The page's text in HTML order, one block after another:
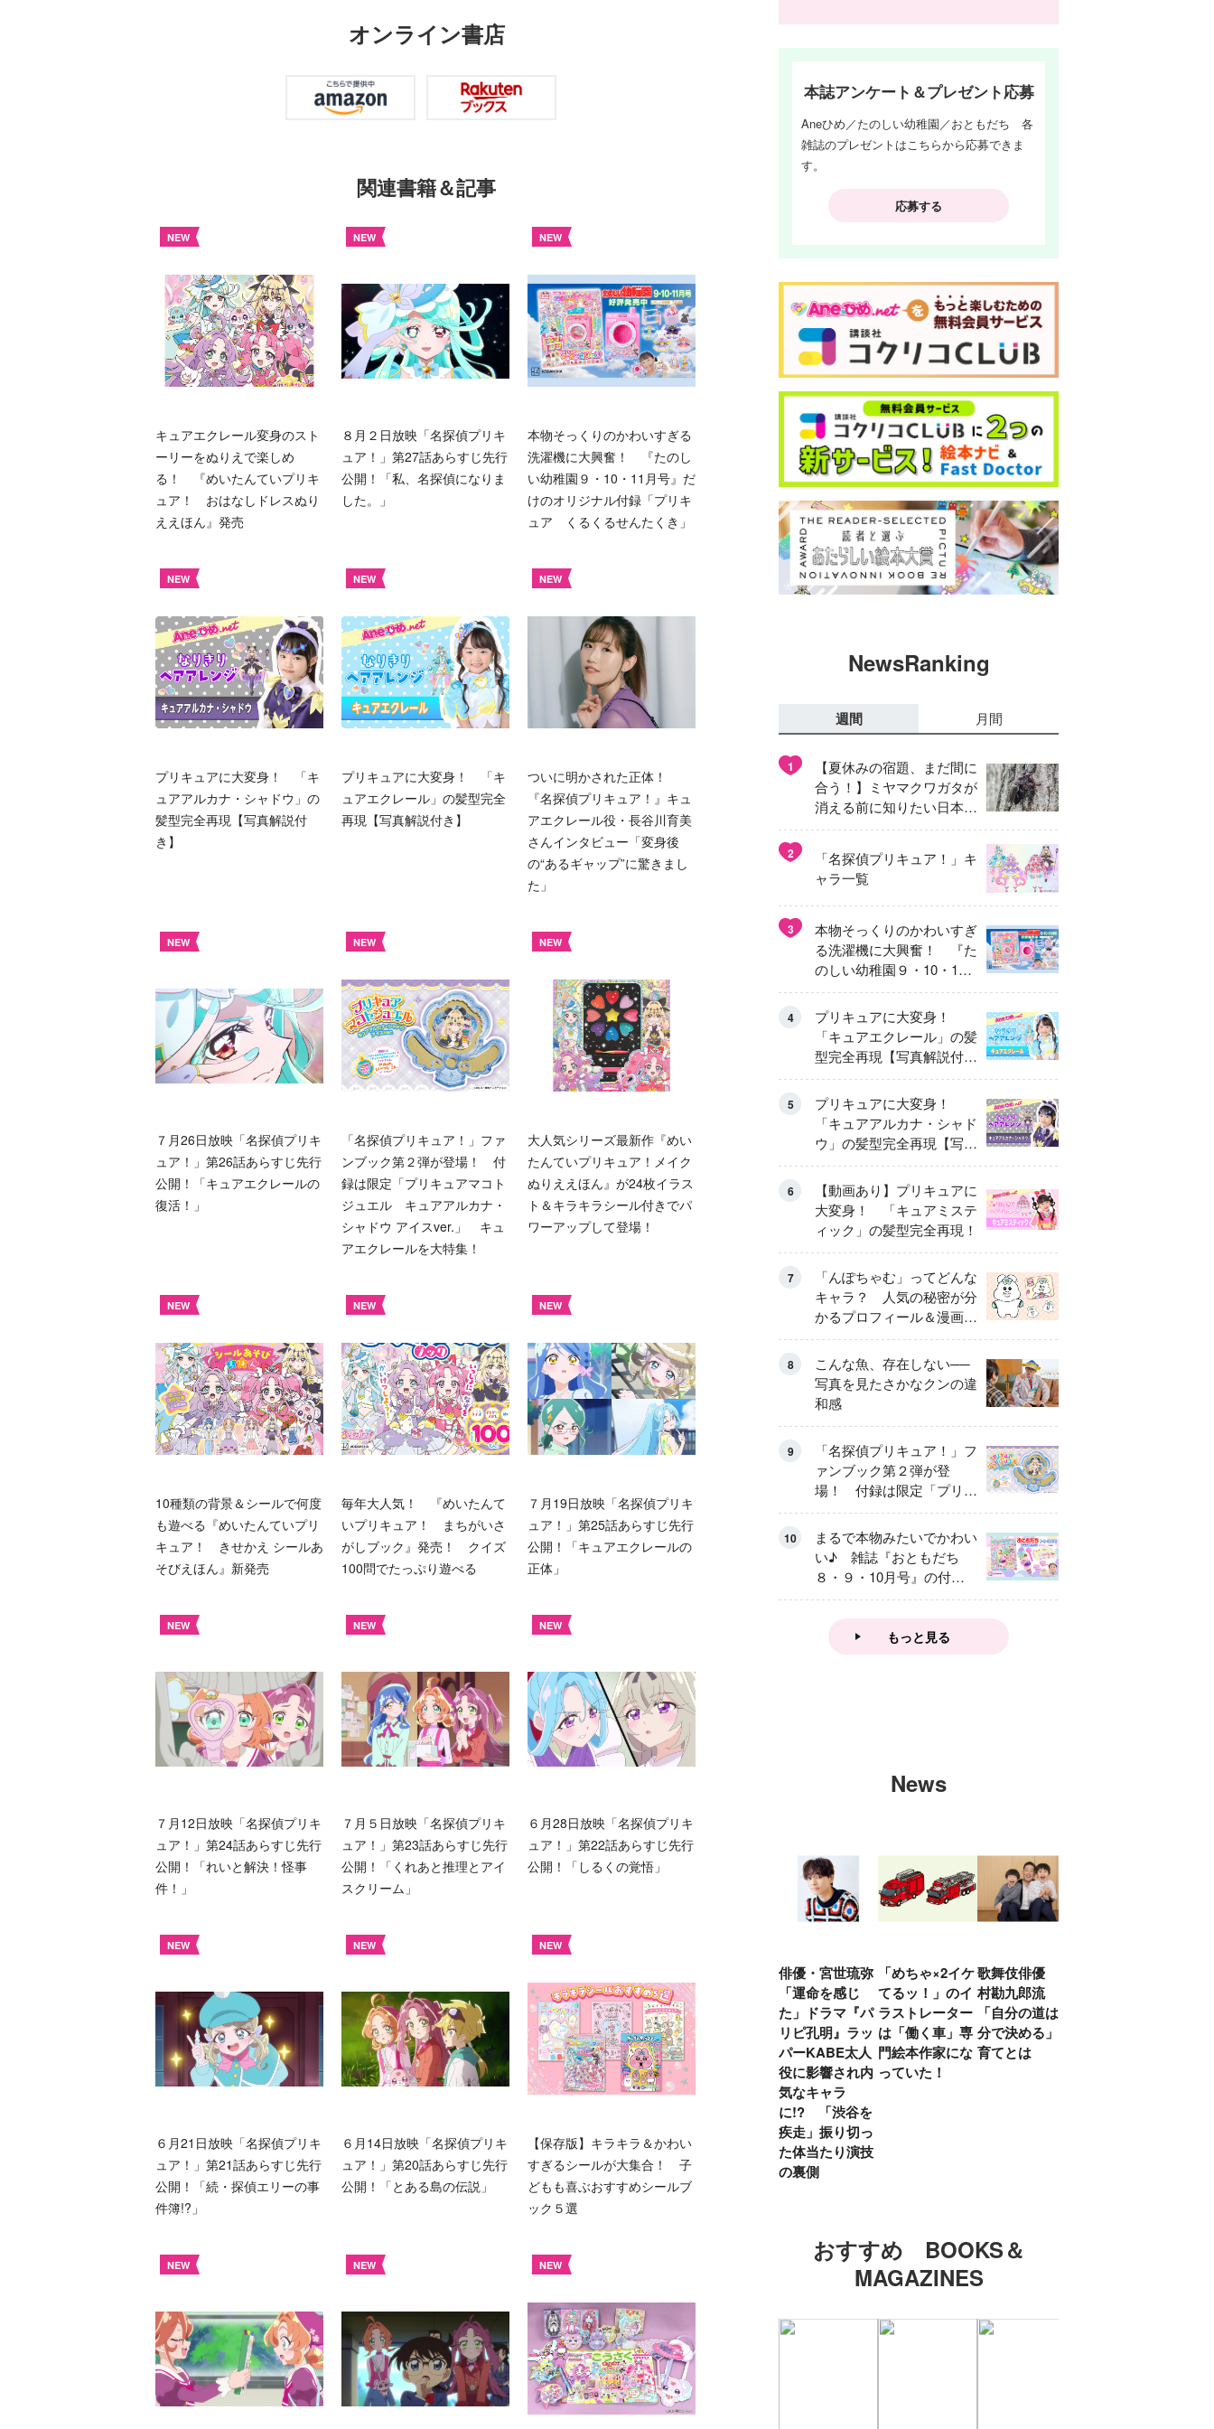
オンライン書店
関連書籍＆記事
NEW
キュアエクレール変身のスト
ーリーをぬりえで楽しめ
る！ 『めいたんていプリキ
ュア！ おはなしドレスぬり
ええほん』発売
NEW
８月２日放映「名探偵プリキ
ュア！」第27話あらすじ先行
公開！「私、名探偵になりま
した。」
NEW
本物そっくりのかわいすぎる
洗濯機に大興奮！ 『たのし
い幼稚園９・10・11月号』だ
けのオリジナル付録「プリキ
ュア くるくるせんたくき」
NEW
プリキュアに大変身！ 「キ
ュアアルカナ・シャドウ」の
髪型完全再現【写真解説付
き】
NEW
プリキュアに大変身！ 「キ
ュアエクレール」の髪型完全
再現【写真解説付き】
NEW
ついに明かされた正体！
『名探偵プリキュア！』キュ
アエクレール役・長谷川育美
さんインタビュー「変身後
の“あるギャップ”に驚きまし
た」
NEW
７月26日放映「名探偵プリキ
ュア！」第26話あらすじ先行
公開！「キュアエクレールの
復活！」
NEW
「名探偵プリキュア！」ファ
ンブック第２弾が登場！ 付
録は限定「プリキュアマコト
ジュエル キュアアルカナ・
シャドウ アイスver.」 キュ
アエクレールを大特集！
NEW
大人気シリーズ最新作『めい
たんていプリキュア！メイク
ぬりええほん』が24枚イラス
ト＆キラキラシール付きでパ
ワーアップして登場！
NEW
10種類の背景＆シールで何度
も遊べる『めいたんていプリ
キュア！ きせかえ シールあ
そびえほん』新発売
NEW
毎年大人気！ 『めいたんて
いプリキュア！ まちがいさ
がしブック』発売！ クイズ
100問でたっぷり遊べる
NEW
７月19日放映「名探偵プリキ
ュア！」第25話あらすじ先行
公開！「キュアエクレールの
正体」
NEW
７月12日放映「名探偵プリキ
ュア！」第24話あらすじ先行
公開！「れいと解決！怪事
件！」
NEW
７月５日放映「名探偵プリキ
ュア！」第23話あらすじ先行
公開！「くれあと推理とアイ
スクリーム」
NEW
６月28日放映「名探偵プリキ
ュア！」第22話あらすじ先行
公開！「しるくの覚悟」
NEW
６月21日放映「名探偵プリキ
ュア！」第21話あらすじ先行
公開！「続・探偵エリーの事
件簿!?」
NEW
６月14日放映「名探偵プリキ
ュア！」第20話あらすじ先行
公開！「とある島の伝説」
NEW
【保存版】キラキラ＆かわい
すぎるシールが大集合！ 子
どもも喜ぶおすすめシールブ
ック５選
NEW NEW NEW
本誌アンケート＆プレゼント応募
Aneひめ／たのしい幼稚園／おともだち 各
雑誌のプレゼントはこちらから応募できま
す。
応募する
NewsRanking
週間 月間
1
【夏休みの宿題、まだ間に
合う！】ミヤマクワガタが
消える前に知りたい日本の
異変
2
「名探偵プリキュア！」キ
ャラ一覧
3
本物そっくりのかわいすぎ
る洗濯機に大興奮！ 『た
のしい幼稚園９・10・11
月号』だけのオリジナル付
録「プリキュア くるくる
せんたくき」
4
プリキュアに大変身！
「キュアエクレール」の髪
型完全再現【写真解説付
き】
5
プリキュアに大変身！
「キュアアルカナ・シャド
ウ」の髪型完全再現【写真
解説付き】
6
【動画あり】プリキュアに
大変身！ 「キュアミステ
ィック」の髪型完全再現！
7
「んぽちゃむ」ってどんな
キャラ？ 人気の秘密が分
かるプロフィール＆漫画ま
とめ
8
こんな魚、存在しない──
写真を見たさかなクンの違
和感
9
「名探偵プリキュア！」フ
ァンブック第２弾が登
場！ 付録は限定「プリキ
ュアマコトジュエル キュ
アアルカナ・シャドウ ア
イスver.」 キュアエクレ
ールを大特集！
10
まるで本物みたいでかわい
い♪ 雑誌『おともだち
８・９・10月号』の付録
は『サーティワン アイス
もっと見る
News
俳優・宮世琉弥
「運命を感じ
た」ドラマ『パ
リピ孔明』ラッ
パーKABE太人
役に影響され内
気なキャラ
に!? 「渋谷を
疾走」振り切っ
た体当たり演技
の裏側
「めちゃ×2イケ
てるッ！」のイ
ラストレーター
は「働く車」専
門絵本作家にな
っていた！
歌舞伎俳優 中
村勘九郎流
「自分の道は自
分で決める」子
育てとは
おすすめ BOOKS＆
MAGAZINES